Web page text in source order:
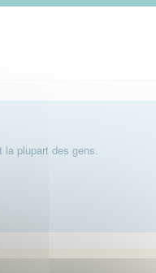
plupart des gens.